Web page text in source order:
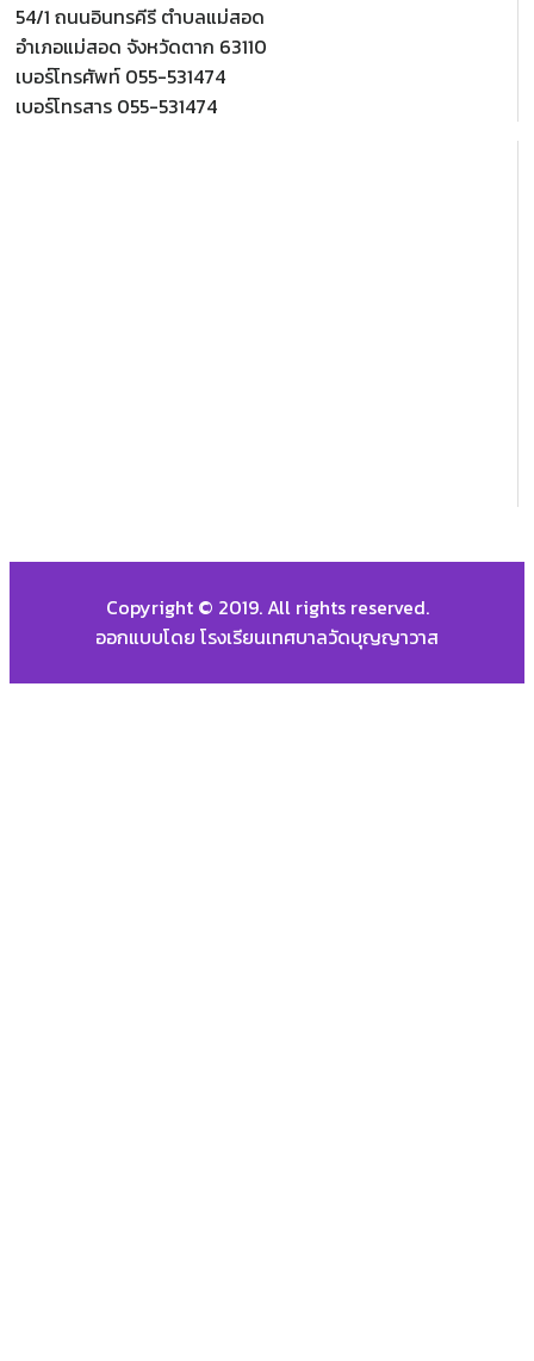
54/1 ถนนอินทรคีรี ตำบลแม่สอด
อำเภอแม่สอด จังหวัดตาก 63110
เบอร์โทรศัพท์ 055-531474
เบอร์โทรสาร 055-531474
Copyright © 2019. All rights reserved.
ออกแบบโดย โรงเรียนเทศบาลวัดบุญญาวาส